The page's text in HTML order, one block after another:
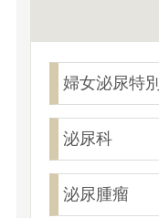
婦女泌尿特
泌尿科
泌尿腫瘤